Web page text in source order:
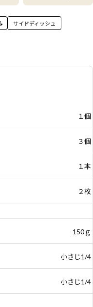
サイドディッシュ
１個
３個
１本
２枚
150ｇ
小さじ1/4
小さじ1/4